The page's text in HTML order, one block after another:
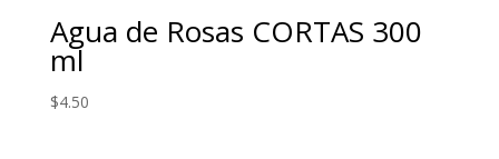
Agua de Rosas CORTAS 300
ml
$4.50